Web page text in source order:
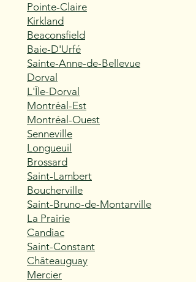
Pointe-Claire
Kirkland
Beaconsfield
Baie-D'Urfé
Sainte-Anne-de-Bellevue
Dorval
L'Île-Dorval
Montréal-Est
Montréal-Ouest
Senneville
Longueuil
Brossard
Saint-Lambert
Boucherville
Saint-Bruno-de-Montarville
La Prairie
Candiac
Saint-Constant
Châteauguay
Mercier